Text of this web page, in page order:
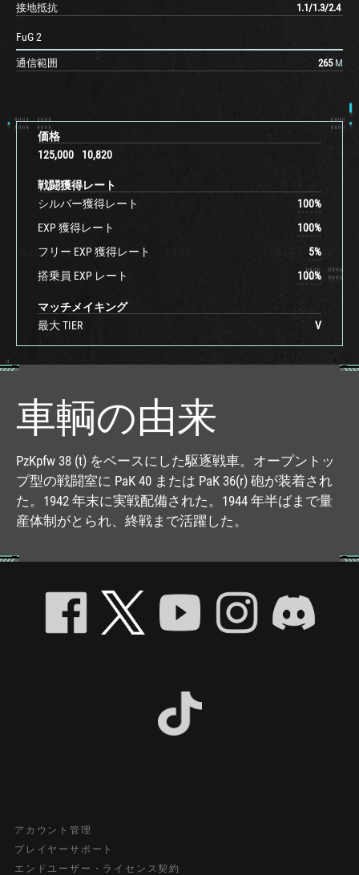
価格
125,000
10,820
戦闘獲得レート
シルバー獲得レート
100%
EXP 獲得レート
100%
フリー EXP 獲得レート
5%
搭乗員 EXP レート
100%
マッチメイキング
最大 TIER
V
接地抵抗
1.1/1.3/2.4
FuG 2
通信範囲 265 M
車輌の由来
PzKpfw 38 (t) をベースにした駆逐戦車。オープントッ
プ型の戦闘室に PaK 40 または PaK 36(r) 砲が装着され
た。1942 年末に実戦配備された。1944 年半ばまで量
産体制がとられ、終戦まで活躍した。
アカウント管理
プレイヤーサポート
エンドユーザー・ライセンス契約